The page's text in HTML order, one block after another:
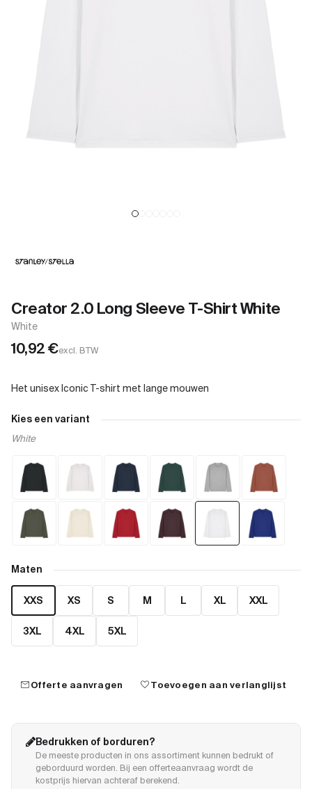
Creator 2.0 Long Sleeve T-Shirt White
White
10,92€excl. BTW
Kies een variant
White
Maten
XXS XS S M L XL XXL
3XL 4XL 5XL
mailOfferte aanvragen favoriteToevoegen aan verlanglijst
Bedrukken of borduren?
De meeste producten in ons assortiment kunnen bedrukt of
geborduurd worden. Bij een offerteaanvraag wordt de
kostprijs hiervan achteraf berekend.